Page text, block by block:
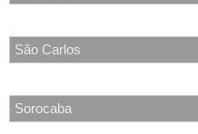
São Carlos
Sorocaba